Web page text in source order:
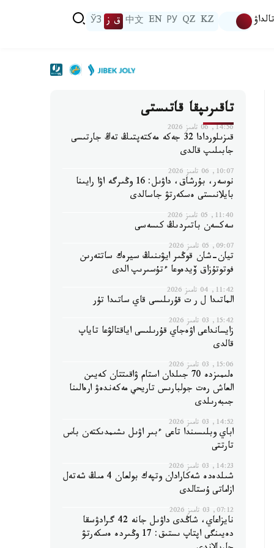
تالداۋ KZ
QZ
РУ
EN
中文 ق ز ЎЗ
تاقىرىپقا قاتىستى
14:56, 06 تامىز 2026
قىزىلوردادا 32 جەكە مەكتەپتىڭ تەڭ جارتىسى
جابىلىپ قالدى
10:07, 06 تامىز 2026
نوسەر، بۇرشاق، داۋىل: 16 وڭىرگە اۋا رايىنا
بايلانىستى ەسكەرتۋ جاسالدى
11:40, 05 تامىز 2026
سەكسەن باتىردىڭ كىسەسى
09:07, 05 تامىز 2026
تيان-شان قوڭىر ايۋىنىڭ سيرەك ساتتەرىن
فوتوتۇزاق ۆيدەوعا ءتۇسىرىپ الدى
11:42, 04 تامىز 2026
الماتىدا ل ر ت قۇرىلىسى قاي ساتىدا تۇر
15:42, 03 تامىز 2026
زايسانداعى اۋەجاي قۇرىلىسى اياقتالۋعا تاياپ
قالدى
15:06, 03 تامىز 2026
ەلىمىزدە 70 جىلدان استام ۋاقىتتان كەيىن
العاش رەت جولبارىس تاريحي مەكەندەۋ ارەالىنا
جىبەرىلدى
14:52, 03 تامىز 2026
اباي وبلىسىندا تاعى ءبىر اۋىل ىشىمدىكتەن باس
تارتتى
14:23, 03 تامىز 2026
شىلدەدە شەكارادان وتپەك بولعان 4 مىڭ شەتەل
ازاماتى ۇستالدى
07:12, 03 تامىز 2026
نايزاعاي، شاڭدى داۋىل جانە 42 گرادۋسقا
دەيىنگى اپتاپ ىستىق: 17 وڭىردە ەسكەرتۋ